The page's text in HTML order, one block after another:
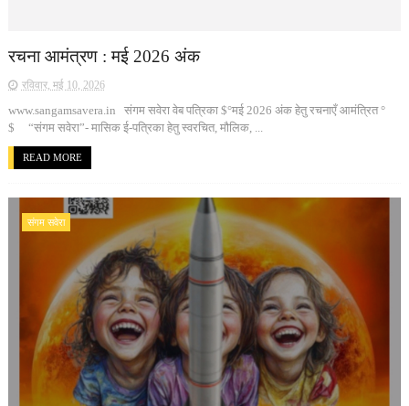
रचना आमंत्रण : मई 2026 अंक
रविवार, मई 10, 2026
www.sangamsavera.in संगम सवेरा वेब पत्रिका $°मई 2026 अंक हेतु रचनाएँ आमंत्रित °
$ “संगम सवेरा”- मासिक ई-पत्रिका हेतु स्वरचित, मौलिक, ...
READ MORE
संगम सवेरा